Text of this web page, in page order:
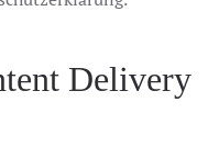
Delivery